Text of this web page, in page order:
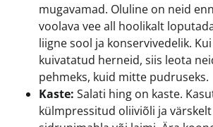
mugavamad. Oluline on neid
voolava vee all hoolikalt
liigne sool ja konservivedelik.
kuivatatud herneid, siis leota
pehmeks, kuid mitte pudruseks.
Kaste: Salati hing on kaste.
külmpressitud oliiviõli ja